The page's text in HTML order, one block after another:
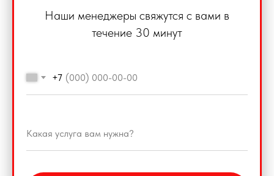
Наши менеджеры свяжутся с вами в
течение 30 минут
+7